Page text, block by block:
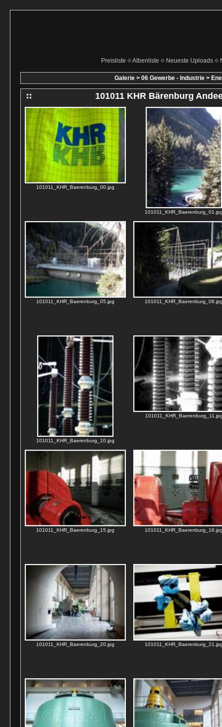
Preisliste Albenliste Neueste Uploads
Galerie> 06 Gewerbe - Industrie>
101011 KHR Bärenburg
101011_KHR_Baerenburg_00.jpg
101011_KHR_Baerenburg_05.jpg
101011_KHR_Baerenburg_10.jpg
101011_KHR_Baerenburg_15.jpg
101011_KHR_Baerenburg_20.jpg